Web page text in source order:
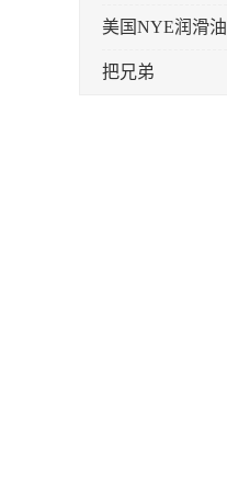
美国NYE润滑油
把兄弟